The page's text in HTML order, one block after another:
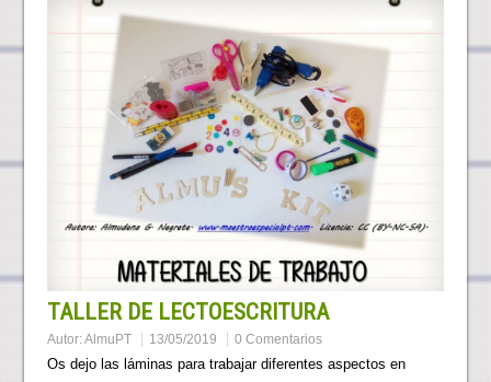
TALLER DE LECTOESCRITURA
Autor:AlmuPT 13/05/2019 0 Comentarios
Os dejo las láminas para trabajar diferentes aspectos en